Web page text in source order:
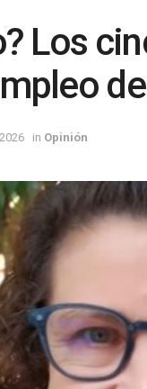
Los
in Opinión